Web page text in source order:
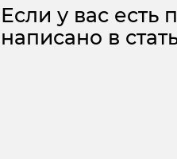
Если у вас есть
написано в